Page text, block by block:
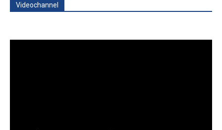
Videochannel